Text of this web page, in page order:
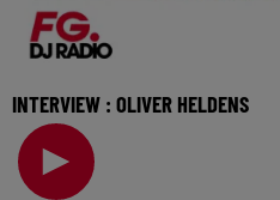
INTERVIEW : OLIVER HELDENS
Invité de l'Happy Hour, Oliver
son nouveau single et de son